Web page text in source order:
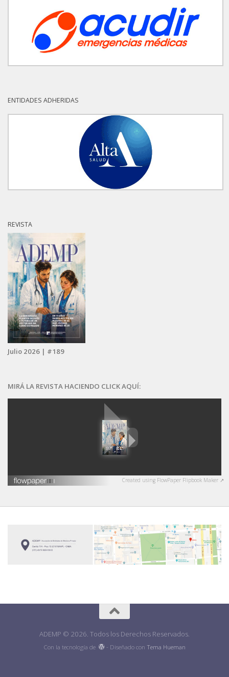
ENTIDADES ADHERIDAS
REVISTA
Julio 2026 | #189
MIRÁ LA REVISTA HACIENDO CLICK AQUÍ:
Created using FlowPaper Flipbook Maker ↗
ADEMP © 2026. Todos los Derechos Reservados.
Con la tecnología de - Diseñado con Tema Hueman